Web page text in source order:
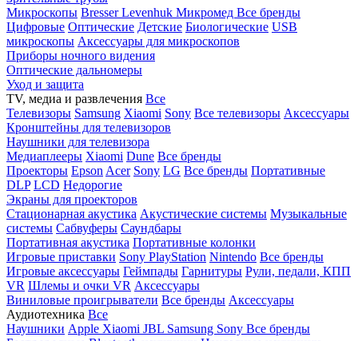
Микроскопы BresserLevenhuk Микромед Все бренды
Цифровые Оптические Детские Биологические USB
микроскопы Аксессуары для микроскопов
Приборы ночного видения
Оптические дальномеры
Уход и защита
TV, медиа и развлечения Все
Телевизоры Samsung Xiaomi Sony Все телевизоры Аксессуары
Кронштейны для телевизоров
Наушники для телевизора
Медиаплееры Xiaomi Dune Все бренды
Проекторы Epson Acer Sony LG Все бренды Портативные
DLP LCD Недорогие
Экраны для проекторов
Стационарная акустика Акустические системы Музыкальные
системы Сабвуферы Саундбары
Портативная акустика Портативные колонки
Игровые приставки Sony PlayStation Nintendo Все бренды
Игровые аксессуары Геймпады Гарнитуры Рули, педали, КПП
VR Шлемы и очки VR Аксессуары
Виниловые проигрыватели Все бренды Аксессуары
Аудиотехника Все
Наушники Apple Xiaomi JBL Samsung Sony Все бренды